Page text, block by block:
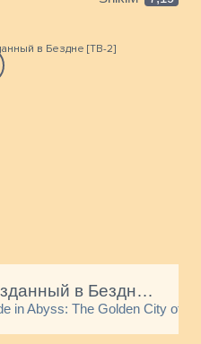
Созданный в Бездне [ТВ-2]
in Abyss: The Golden City of